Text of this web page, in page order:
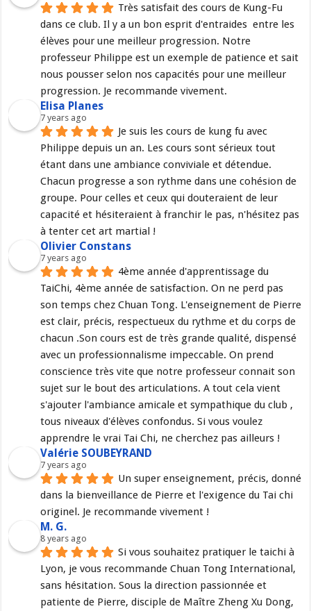
Très satisfait des cours de Kung-Fu
dans ce club. Il y a un bon esprit d'entraides  entre les
élèves pour une meilleur progression. Notre
professeur Philippe est un exemple de patience et sait
nous pousser selon nos capacités pour une meilleur
progression. Je recommande vivement.
Elisa Planes
7 years ago
Je suis les cours de kung fu avec
Philippe depuis un an. Les cours sont sérieux tout
étant dans une ambiance conviviale et détendue.
Chacun progresse a son rythme dans une cohésion de
groupe. Pour celles et ceux qui douteraient de leur
capacité et hésiteraient à franchir le pas, n'hésitez pas
à tenter cet art martial !
Olivier Constans
7 years ago
4ème année d'apprentissage du
TaiChi, 4ème année de satisfaction. On ne perd pas
son temps chez Chuan Tong. L'enseignement de Pierre
est clair, précis, respectueux du rythme et du corps de
chacun .Son cours est de très grande qualité, dispensé
avec un professionnalisme impeccable. On prend
conscience très vite que notre professeur connait son
sujet sur le bout des articulations. A tout cela vient
s'ajouter l'ambiance amicale et sympathique du club ,
tous niveaux d'élèves confondus. Si vous voulez
apprendre le vrai Tai Chi, ne cherchez pas ailleurs !
Valérie SOUBEYRAND
7 years ago
Un super enseignement, précis, donné
dans la bienveillance de Pierre et l'exigence du Tai chi
originel. Je recommande vivement !
M. G.
8 years ago
Si vous souhaitez pratiquer le taichi à
Lyon, je vous recommande Chuan Tong International,
sans hésitation. Sous la direction passionnée et
patiente de Pierre, disciple de Maître Zheng Xu Dong,